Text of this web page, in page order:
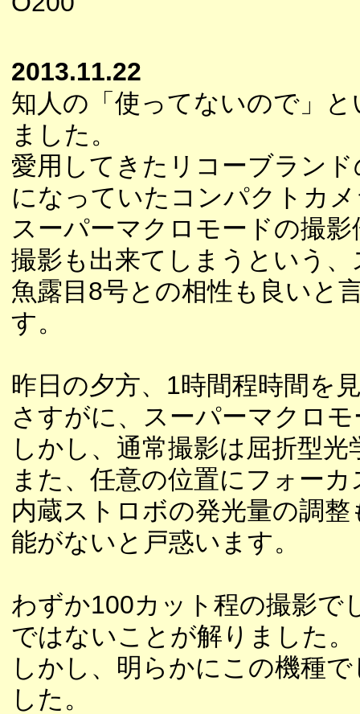
2013.11.22
知人の「使ってないので」
ました。
愛用してきたリコーブラン
になっていたコンパクトカ
スーパーマクロモードの撮
撮影も出来てしまうという
魚露目8号との相性も良いと
す。
昨日の夕方、1時間程時間を
さすがに、スーパーマクロ
しかし、通常撮影は屈折型
また、任意の位置にフォー
内蔵ストロボの発光量の調
能がないと戸惑います。
わずか100カット程の撮影で
ではないことが解りました。
しかし、明らかにこの機種
した。